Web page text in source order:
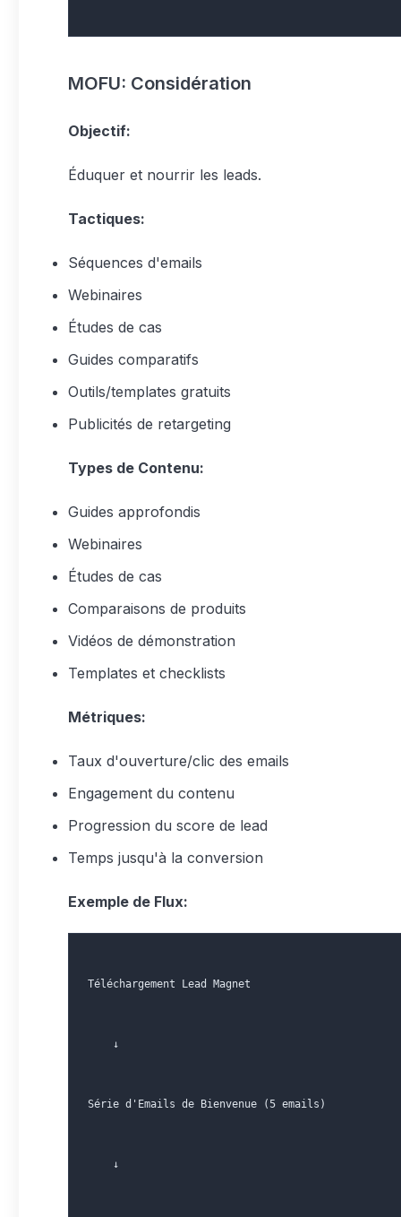
MOFU: Considération
Objectif:
Éduquer et nourrir les leads.
Tactiques:
Séquences d'emails
Webinaires
Études de cas
Guides comparatifs
Outils/templates gratuits
Publicités de retargeting
Types de Contenu:
Guides approfondis
Webinaires
Études de cas
Comparaisons de produits
Vidéos de démonstration
Templates et checklists
Métriques:
Taux d'ouverture/clic des emails
Engagement du contenu
Progression du score de lead
Temps jusqu'à la conversion
Exemple de Flux:
Téléchargement Lead Magnet
    ↓
Série d'Emails de Bienvenue (5 emails)
    ↓